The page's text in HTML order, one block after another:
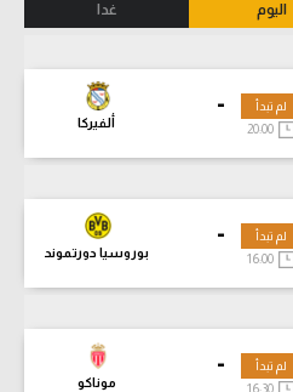
اليوم غدا
-
ألفيركا
لم تبدأ
-
بوروسيا دورتموند
لم تبدأ
-
موناكو
لم تبدأ